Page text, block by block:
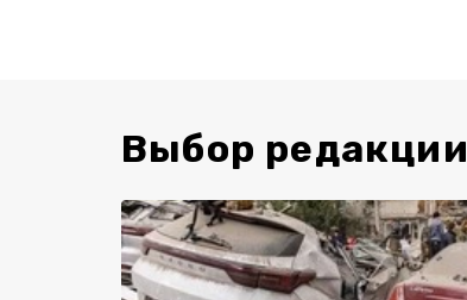
Выбор редакции